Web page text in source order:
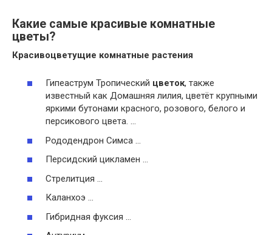
Какие самые красивые комнатные
цветы?
Красивоцветущие комнатные растения
Гипеаструм Тропический цветок, также
известный как Домашняя лилия, цветёт крупными
яркими бутонами красного, розового, белого и
персикового цвета. …
Рододендрон Симса …
Персидский цикламен …
Стрелитция …
Каланхоэ …
Гибридная фуксия …